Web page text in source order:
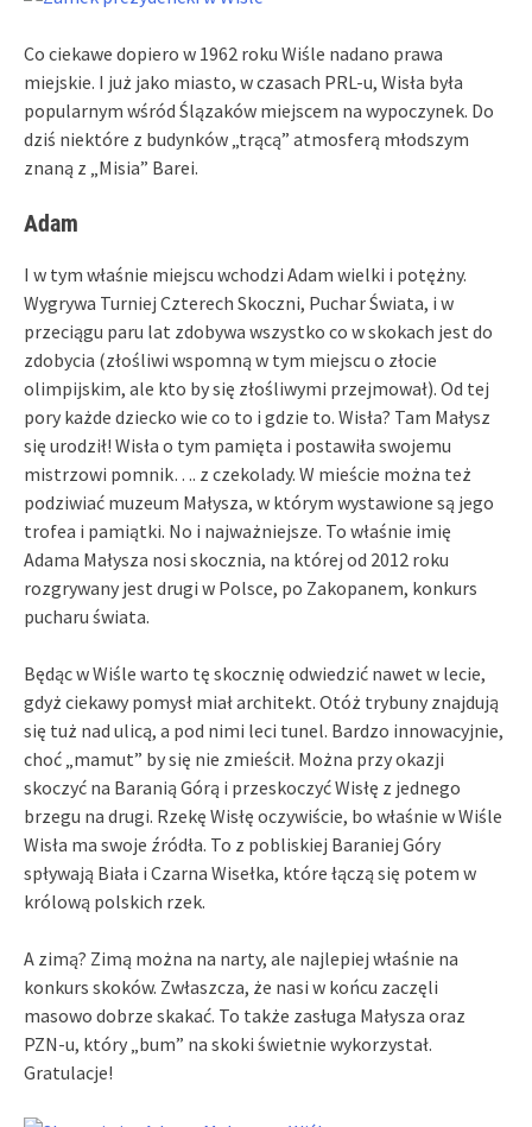
Co ciekawe dopiero w 1962 roku Wiśle nadano prawa
miejskie. I już jako miasto, w czasach PRL-u, Wisła była
popularnym wśród Ślązaków miejscem na wypoczynek. Do
dziś niektóre z budynków „trącą” atmosferą młodszym
znaną z „Misia” Barei.
Adam
I w tym właśnie miejscu wchodzi Adam wielki i potężny.
Wygrywa Turniej Czterech Skoczni, Puchar Świata, i w
przeciągu paru lat zdobywa wszystko co w skokach jest do
zdobycia (złośliwi wspomną w tym miejscu o złocie
olimpijskim, ale kto by się złośliwymi przejmował). Od tej
pory każde dziecko wie co to i gdzie to. Wisła? Tam Małysz
się urodził! Wisła o tym pamięta i postawiła swojemu
mistrzowi pomnik…. z czekolady. W mieście można też
podziwiać muzeum Małysza, w którym wystawione są jego
trofea i pamiątki. No i najważniejsze. To właśnie imię
Adama Małysza nosi skocznia, na której od 2012 roku
rozgrywany jest drugi w Polsce, po Zakopanem, konkurs
pucharu świata.
Będąc w Wiśle warto tę skocznię odwiedzić nawet w lecie,
gdyż ciekawy pomysł miał architekt. Otóż trybuny znajdują
się tuż nad ulicą, a pod nimi leci tunel. Bardzo innowacyjnie,
choć „mamut” by się nie zmieścił. Można przy okazji
skoczyć na Baranią Górą i przeskoczyć Wisłę z jednego
brzegu na drugi. Rzekę Wisłę oczywiście, bo właśnie w Wiśle
Wisła ma swoje źródła. To z pobliskiej Baraniej Góry
spływają Biała i Czarna Wisełka, które łączą się potem w
królową polskich rzek.
A zimą? Zimą można na narty, ale najlepiej właśnie na
konkurs skoków. Zwłaszcza, że nasi w końcu zaczęli
masowo dobrze skakać. To także zasługa Małysza oraz
PZN-u, który „bum” na skoki świetnie wykorzystał.
Gratulacje!